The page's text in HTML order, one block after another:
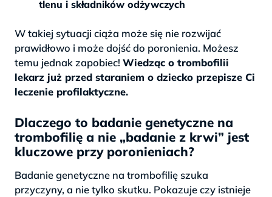
tlenu i składników odżywczych
W takiej sytuacji ciąża może się nie rozwijać
prawidłowo i może dojść do poronienia. Możesz
temu jednak zapobiec! Wiedząc o trombofilii
lekarz już przed staraniem o dziecko przepisze Ci
leczenie profilaktyczne.
Dlaczego to badanie genetyczne na
trombofilię a nie „badanie z krwi” jest
kluczowe przy poronieniach?
Badanie genetyczne na trombofilię szuka
przyczyny, a nie tylko skutku. Pokazuje czy istnieje